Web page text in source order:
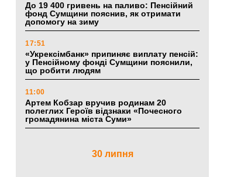
До 19 400 гривень на паливо: Пенсійний
фонд Сумщини пояснив, як отримати
допомогу на зиму
17:51
«Укрексімбанк» припиняє виплату пенсій:
у Пенсійному фонді Сумщини пояснили,
що робити людям
11:00
Артем Кобзар вручив родинам 20
полеглих Героїв відзнаки «Почесного
громадянина міста Суми»
30 липня